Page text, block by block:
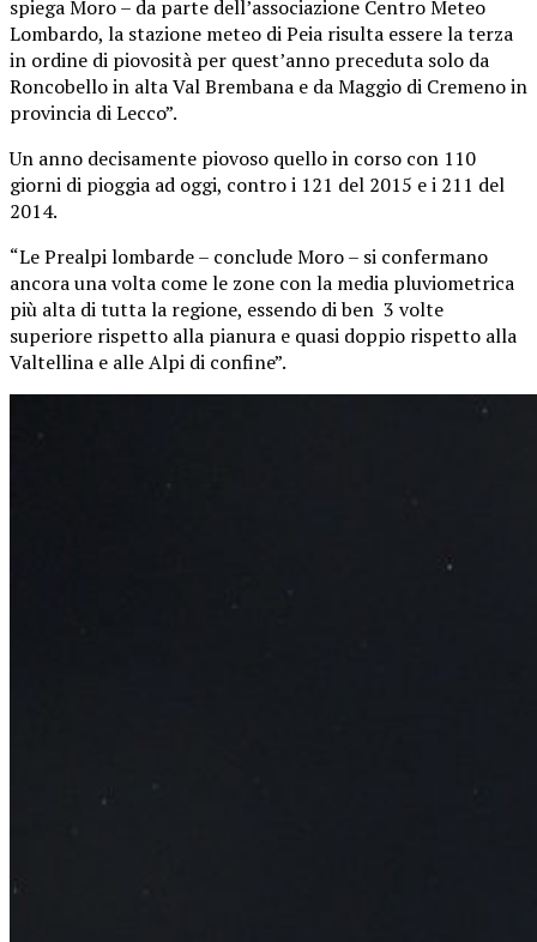
spiega Moro – da parte dell’associazione Centro Meteo
Lombardo, la stazione meteo di Peia risulta essere la terza
in ordine di piovosità per quest’anno preceduta solo da
Roncobello in alta Val Brembana e da Maggio di Cremeno in
provincia di Lecco”.
Un anno decisamente piovoso quello in corso con 110
giorni di pioggia ad oggi, contro i 121 del 2015 e i 211 del
2014.
“Le Prealpi lombarde – conclude Moro – si confermano
ancora una volta come le zone con la media pluviometrica
più alta di tutta la regione, essendo di ben 3 volte
superiore rispetto alla pianura e quasi doppio rispetto alla
Valtellina e alle Alpi di confine”.